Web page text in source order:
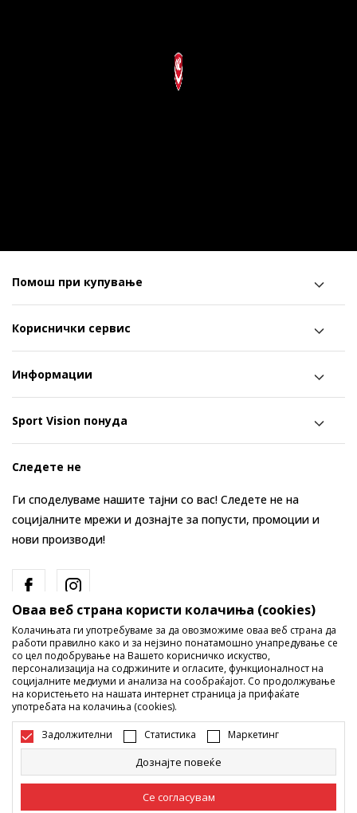
Помош при купување
Кориснички сервис
Информации
Sport Vision понуда
Следете не
Ги споделуваме нашите тајни со вас! Следете не на
социјалните мрежи и дознајте за попусти, промоции и
нови производи!
Македонија Промена
Не е дозволено превземање или користење на содржината од
Оваа веб страна користи колачиња (cookies)
Колачињата ги употребуваме за да овозможиме оваа веб страна да
работи правилно како и за нејзино понатамошно унапредување се
со цел подобрување на Вашето корисничко искуство,
персонализација на содржините и огласите, функционалност на
социјалните медиуми и анализа на сообраќајот. Со продолжување
на користењето на нашата интернет страница ја прифаќате
употребата на колачиња (cookies).
Задолжителни Статистика Маркетинг
Дознајте повеќе
Се согласувам